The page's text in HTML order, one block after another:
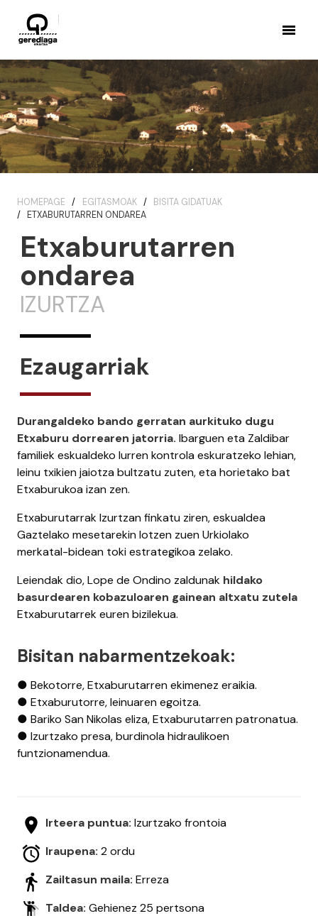
HOMEPAGE EGITASMOAK
BISITA GIDATUAK
ETXABURUTARREN ONDAREA
Etxaburutarren
ondarea
IZURTZA
Ezaugarriak
Durangaldeko bando gerratan aurkituko dugu
Etxaburu dorrearen jatorria. Ibarguen eta Zaldibar
familiek eskualdeko lurren kontrola eskuratzeko lehian,
leinu txikien jaiotza bultzatu zuten, eta horietako bat
Etxaburukoa izan zen.
Etxaburutarrak Izurtzan finkatu ziren, eskualdea
Gaztelako mesetarekin lotzen zuen Urkiolako
merkatal-bidean toki estrategikoa zelako.
Leiendak dio, Lope de Ondino zaldunak hildako
basurdearen kobazuloaren gainean altxatu zutela
Etxaburutarrek euren bizilekua.
Bisitan nabarmentzekoak:
● Bekotorre, Etxaburutarren ekimenez eraikia.
● Etxaburutorre, leinuaren egoitza.
● Bariko San Nikolas eliza, Etxaburutarren patronatua.
● Izurtzako presa, burdinola hidraulikoen
funtzionamendua.
Irteera puntua: Izurtzako frontoia
Iraupena: 2 ordu
Zailtasun maila: Erreza
Taldea: Gehienez 25 pertsona